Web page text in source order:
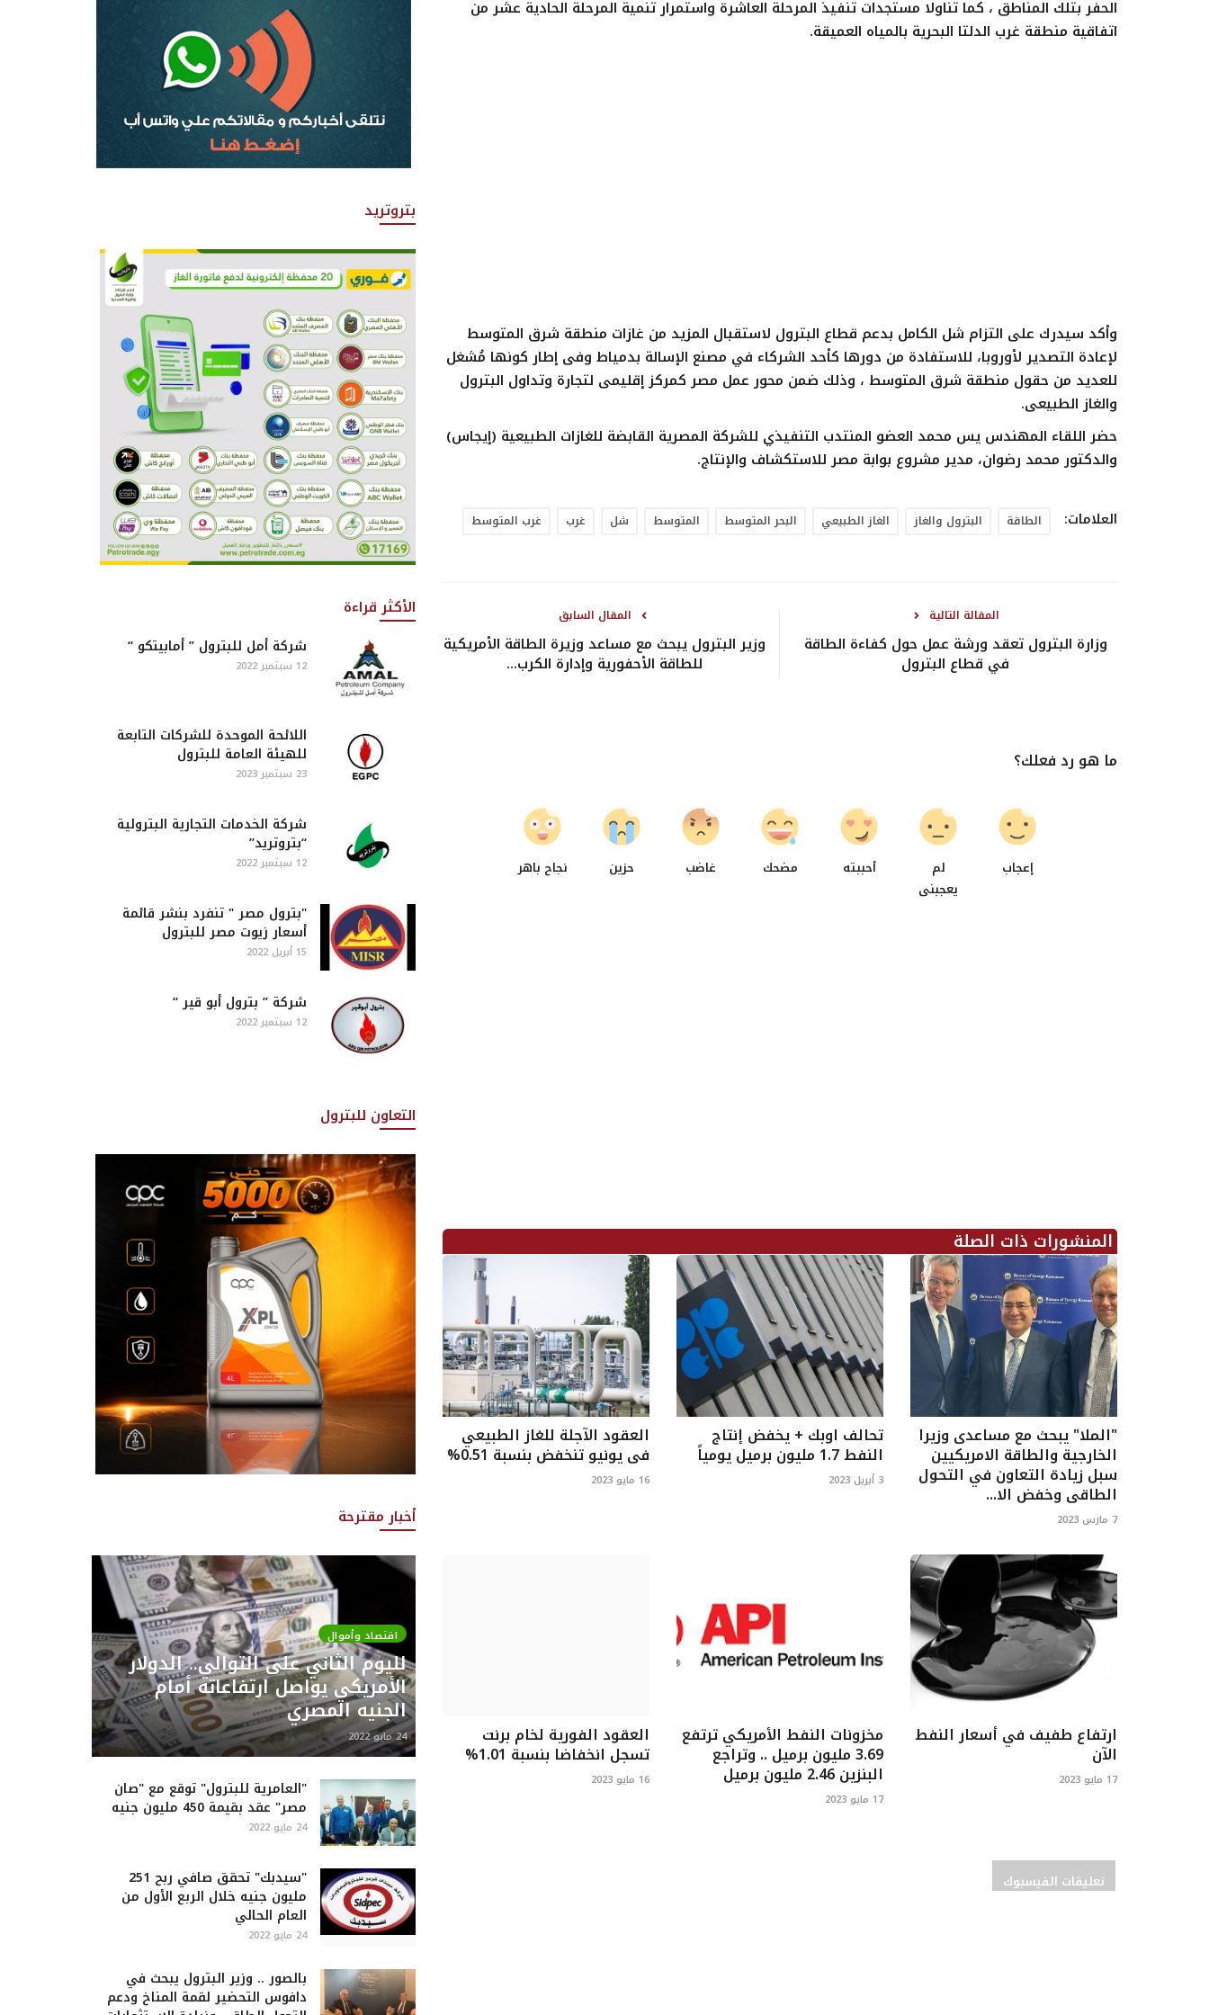
الحفر بتلك المناطق ، كما تناولا مستجدات تنفيذ المرحلة العاشرة واستمرار تنمية المرحلة الحادية عشر من
اتفاقية منطقة غرب الدلتا البحرية بالمياه العميقة.
وأكد سيدرك على التزام شل الكامل بدعم قطاع البترول لاستقبال المزيد من غازات منطقة شرق المتوسط
لإعادة التصدير لأوروبا، للاستفادة من دورها كأحد الشركاء في مصنع الإسالة بدمياط وفى إطار كونها مُشغل
للعديد من حقول منطقة شرق المتوسط ، وذلك ضمن محور عمل مصر كمركز إقليمى لتجارة وتداول البترول
والغاز الطبيعى.
حضر اللقاء المهندس يس محمد العضو المنتدب التنفيذي للشركة المصرية القابضة للغازات الطبيعية (إيجاس)
والدكتور محمد رضوان، مدير مشروع بوابة مصر للاستكشاف والإنتاج.
العلامات: الطاقة البترول والغاز الغاز الطبيعي البحر المتوسط المتوسط شل غرب غرب المتوسط
المقال السابق
وزير البترول يبحث مع مساعد وزيرة الطاقة الأمريكية
للطاقة الأحفورية وإدارة الكرب...
المقالة التالية
وزارة البترول تعقد ورشة عمل حول كفاءة الطاقة
في قطاع البترول
ما هو رد فعلك؟
إعجاب
لم
يعجبنى
أحببته مضحك غاضب
0
حزين نجاح باهر
المنشورات ذات الصلة
"الملا" يبحث مع مساعدى وزيرا
الخارجية والطاقة الامريكيين
سبل زيادة التعاون في التحول
الطاقى وخفض الا...
7 مارس 2023
تحالف اوبك + يخفض إنتاج
النفط 1.7 مليون برميل يومياً
3 أبريل 2023
العقود الآجلة للغاز الطبيعي
في يونيو تنخفض بنسبة 0.51%
16 مايو 2023
ارتفاع طفيف في أسعار النفط
الآن
17 مايو 2023
مخزونات النفط الأمريكي ترتفع
3.69 مليون برميل .. وتراجع
البنزين 2.46 مليون برميل
17 مايو 2023
العقود الفورية لخام برنت
تسجل انخفاضا بنسبة 1.01%
16 مايو 2023
تعليقات الفيسبوك
بتروتريد
الأكثر قراءة
شركة أمل للبترول ” أمابيتكو “
12 سبتمبر 2022
اللائحة الموحدة للشركات التابعة
للهيئة العامة للبترول
23 سبتمبر 2023
شركة الخدمات التجارية البترولية
“بتروتريد”
12 سبتمبر 2022
"بترول مصر " تنفرد بنشر قائمة
أسعار زيوت مصر للبترول
15 أبريل 2022
شركة ” بترول أبو قير “
12 سبتمبر 2022
التعاون للبترول
أخبار مقترحة
اقتصاد وأموال
لليوم الثاني على التوالي.. الدولار
الأمريكي يواصل ارتفاعاته أمام
الجنيه المصري
24 مايو 2022
"العامرية للبترول" توقع مع "صان
مصر" عقد بقيمة 450 مليون جنيه
24 مايو 2022
"سيدبك" تحقق صافي ربح 251
مليون جنيه خلال الربع الأول من
العام الحالي
24 مايو 2022
بالصور .. وزير البترول يبحث في
دافوس التحضير لقمة المناخ ودعم